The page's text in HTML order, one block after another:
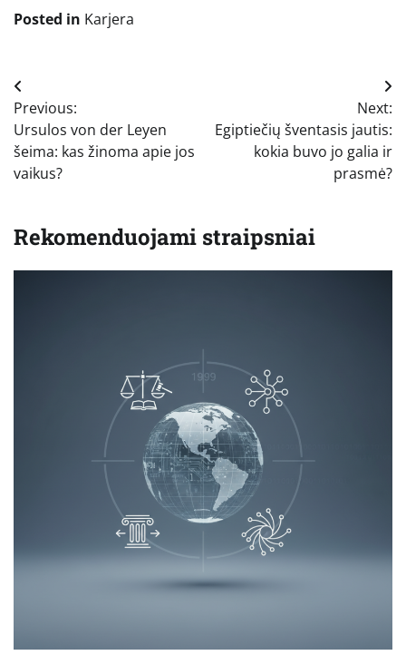
Posted in Karjera
Navigacija
tarp
įrašų
Previous:
Ursulos von der Leyen
šeima: kas žinoma apie jos
vaikus?
Next:
Egiptiečių šventasis jautis:
kokia buvo jo galia ir
prasmė?
Rekomenduojami straipsniai